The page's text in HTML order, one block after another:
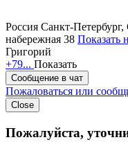
Россия Санкт-
набережная 38 Показать
Григорий
+79... Показать
Сообщение в чат
Пожаловаться или
Close
Пожалуйста,